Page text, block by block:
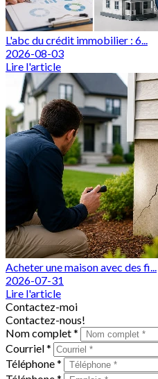
L'abc du crédit immobilier : 6...
2026-08-03
Lire l'article
Acheter une maison avec des fi...
2026-07-31
Lire l'article
Contactez-moi
Contactez-nous!
Nom complet *
Courriel *
Téléphone *